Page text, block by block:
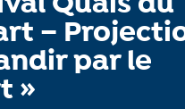
–
par le
»
Culture et loisirs